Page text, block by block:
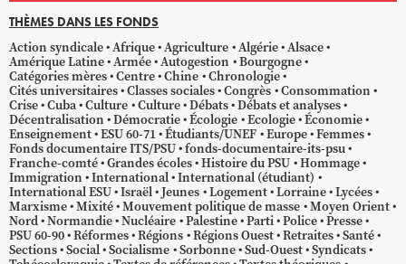
THÈMES DANS LES FONDS
Action syndicale Afrique Agriculture Algérie Alsace
Amérique Latine Armée Autogestion
Bourgogne
Catégories mères Centre Chine Chronologie
Cités universitaires Classes sociales Congrès Consommation
Crise Cuba Culture Culture Débats Débats et analyses
Décentralisation Démocratie Écologie Ecologie Économie
Enseignement ESU 60-71 Étudiants/UNEF Europe Femmes
Fonds documentaire ITS/PSU fonds-documentaire-its-psu
Franche-comté Grandes écoles Histoire du PSU Hommage
Immigration International International (étudiant)
International ESU Israël Jeunes Logement Lorraine Lycées
Marxisme Mixité Mouvement politique de masse Moyen Orient
Nord Normandie Nucléaire Palestine Parti Police Presse
PSU 60-90 Réformes Régions Régions Ouest Retraites Santé
Sections Social Socialisme Sorbonne Sud-Ouest Syndicats